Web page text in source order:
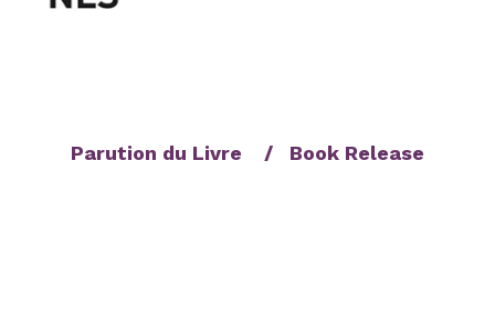
Parution du Livre / Book Release